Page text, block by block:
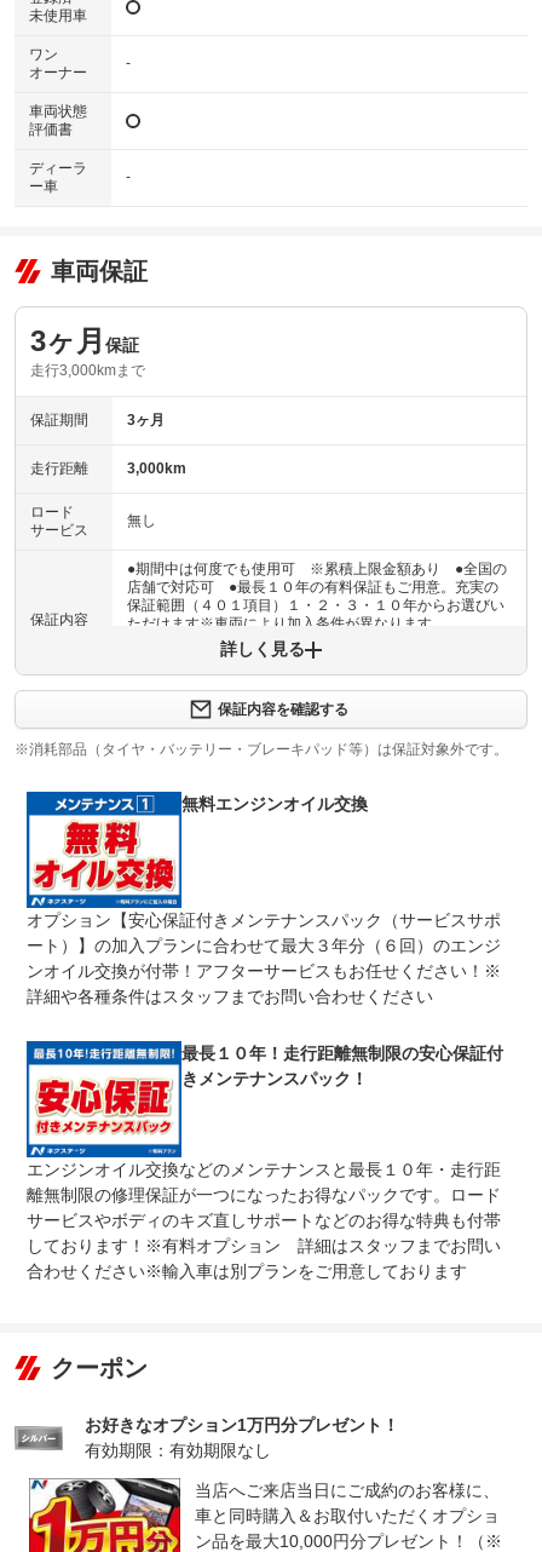
未使用車
ワン
オーナー
-
車両状態
評価書
ディーラ
ー車
-
車両保証
3ヶ月 保証
走行3,000kmまで
保証期間 3ヶ月
走行距離 3,000km
ロード
サービス
無し
保証内容
●期間中は何度でも使用可 ※累積上限金額あり ●全国の
店舗で対応可 ●最長１０年の有料保証もご用意。充実の
保証範囲（４０１項目）１・２・３・１０年からお選びい
ただけます※車両により加入条件が異なります
保証項目
３ヶ月・３０００ｋｍ以内ならエンジン、トランスミッシ
ョン、ハイブリッド、ステアリング、ブレーキの各機構に
おける主要項目を無償修理（または交換）いたします。
修理回数 無制限
上限金額
車両本体価格
期間中は何度でも修理可能！修理金額は車両本体価格の１
００％までしっかり保証します。車両本体価格５０万円以
下の場合は５０万円まで保証します。
免責金
無し
保証修理の対象となる場合は、お客様の費用負担は一切ご
ざいません。
保証修理
全国のネクステージで受付可能！ご遠方でネクステージに
は、スタッフまでお気軽にお尋ねください。
法定整備 整備無 車両状態については販売店にご確認ください
法定整備
について
-
詳しく見る
保証内容を確認する
※消耗部品（タイヤ・バッテリー・ブレーキパッド等）は保証対象外です。
無料エンジンオイル交換
オプション【安心保証付きメンテナンスパック（サービスサポ
ート）】の加入プランに合わせて最大３年分（６回）のエンジ
ンオイル交換が付帯！アフターサービスもお任せください！※
詳細や各種条件はスタッフまでお問い合わせください
最長１０年！走行距離無制限の安心保証付
きメンテナンスパック！
エンジンオイル交換などのメンテナンスと最長１０年・走行距
離無制限の修理保証が一つになったお得なパックです。ロード
サービスやボディのキズ直しサポートなどのお得な特典も付帯
しております！※有料オプション 詳細はスタッフまでお問い
合わせください※輸入車は別プランをご用意しております
クーポン
お好きなオプション1万円分プレゼント！
有効期限：有効期限なし
当店へご来店当日にご成約のお客様に、
車と同時購入＆お取付いただくオプショ
ン品を最大10,000円分プレゼント！（※